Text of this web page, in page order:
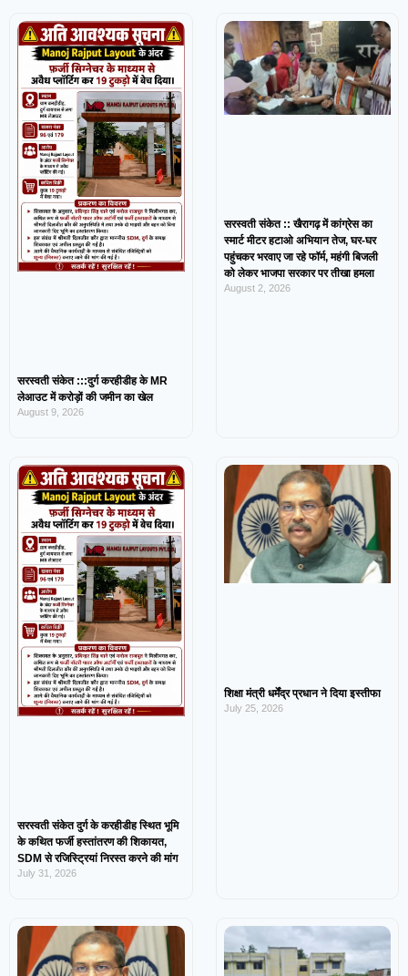
सरस्वती संकेत :::दुर्ग करहीडीह के MR
लेआउट में करोड़ों की जमीन का खेल
August 9, 2026
सरस्वती संकेत :: खैरागढ़ में कांग्रेस का
स्मार्ट मीटर हटाओ अभियान तेज, घर-घर
पहुंचकर भरवाए जा रहे फॉर्म, महंगी बिजली
को लेकर भाजपा सरकार पर तीखा हमला
August 2, 2026
सरस्वती संकेत दुर्ग के करहीडीह स्थित भूमि
के कथित फर्जी हस्तांतरण की शिकायत,
SDM से रजिस्ट्रियां निरस्त करने की मांग
July 31, 2026
शिक्षा मंत्री धर्मेंद्र प्रधान ने दिया इस्तीफा
July 25, 2026